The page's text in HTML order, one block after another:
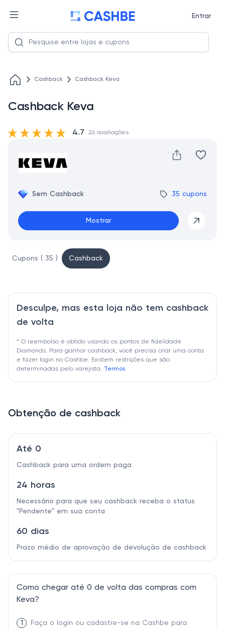
Entrar
Cashback Cashback Keva
Cashback Keva
Sem Cashback 35 cupons
Mostrar
4.7 26 avaliações
Cupons ( 35 ) Cashback
Desculpe, mas esta loja não tem cashback
de volta
* O reembolso é obtido usando os pontos de fidelidade
Diamonds. Para ganhar cashback, você precisa criar uma conta
e fazer login no Cashbe. Existem restrições que são
determinadas pelo varejista. Termos
Obtenção de cashback
Até 0
Cashback para uma ordem paga
24 horas
Necessário para que seu cashback receba o status
"Pendente" em sua conta
60 dias
Prazo médio de aprovação de devolução de cashback
Como chegar até 0 de volta das compras com
Keva?
1
Faça o login ou cadastre-se na Cashbe para